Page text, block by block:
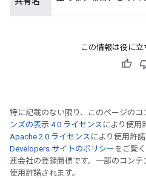
この情報は役に立
特に記載のない限り、このページのコ
ンズの表示 4.0 ライセンス により使用
Apache 2.0 ライセンス により使用許
Developers サイトのポリシー をご覧
連会社の登録商標です。一部のコンテ
使用許諾されます。